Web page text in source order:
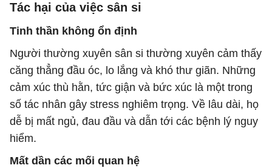
Tác hại của việc sân si
Tinh thần không ổn định
Người thường xuyên sân si thường xuyên cảm thấy
căng thẳng đầu óc, lo lắng và khó thư giãn. Những
cảm xúc thù hằn, tức giận và bức xúc là một trong
số tác nhân gây stress nghiêm trọng. Về lâu dài, họ
dễ bị mất ngủ, đau đầu và dẫn tới các bệnh lý nguy
hiểm.
Mất dần các mối quan hệ